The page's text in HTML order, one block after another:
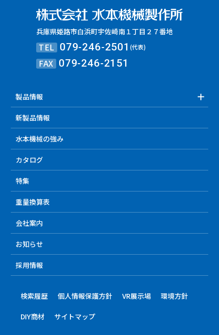
兵庫県姫路市白浜町宇佐崎南１丁目２７番地
TEL 079-246-2501(代表)
FAX 079-246-2151
製品情報
新製品情報
水本機械の強み
カタログ
特集
重量換算表
会社案内
お知らせ
採用情報
検索履歴 個人情報保護方針 VR展示場 環境方針
DIY商材 サイトマップ